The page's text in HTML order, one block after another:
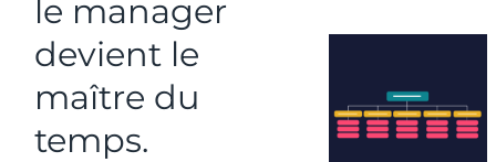
le manager
devient le
maître du
temps.